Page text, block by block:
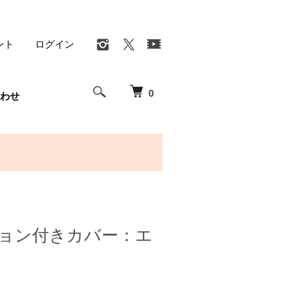
0
せ
ト ログイン
ン付きカバー：エ